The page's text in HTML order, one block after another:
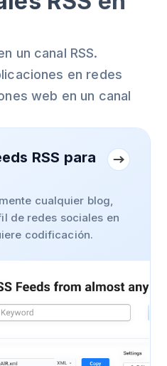
un canal RSS.
en redes
web en un canal
RSS para
cualquier blog,
de redes sociales en
codificación.